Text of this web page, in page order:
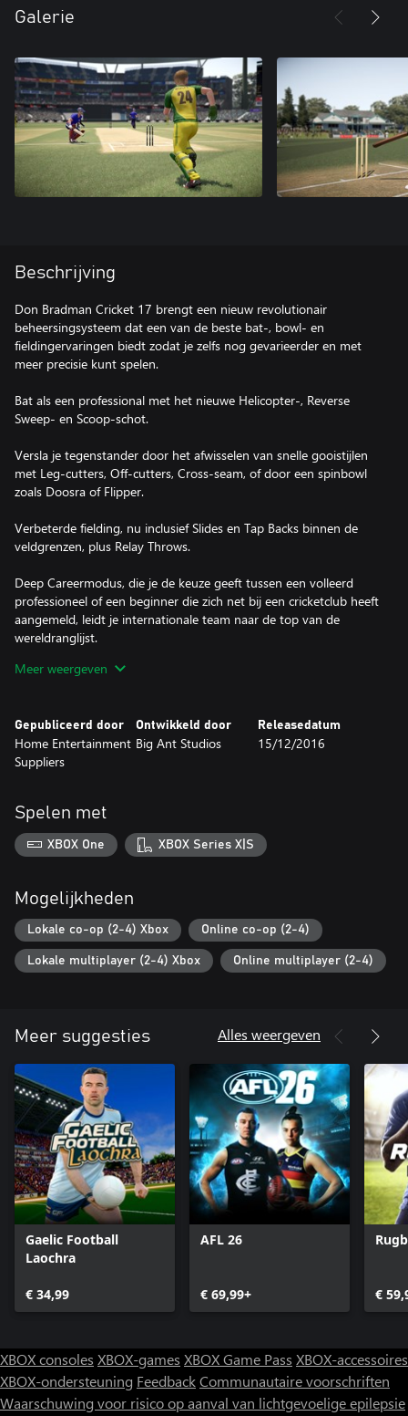
Galerie
Beschrijving
Don Bradman Cricket 17 brengt een nieuw revolutionair
beheersingsysteem dat een van de beste bat-, bowl- en
fieldingervaringen biedt zodat je zelfs nog gevarieerder en met
meer precisie kunt spelen.
Bat als een professional met het nieuwe Helicopter-, Reverse
Sweep- en Scoop-schot.
Versla je tegenstander door het afwisselen van snelle gooistijlen
met Leg-cutters, Off-cutters, Cross-seam, of door een spinbowl
zoals Doosra of Flipper.
Verbeterde fielding, nu inclusief Slides en Tap Backs binnen de
veldgrenzen, plus Relay Throws.
Deep Careermodus, die je de keuze geeft tussen een volleerd
professioneel of een beginner die zich net bij een cricketclub heeft
aangemeld, leidt je internationale team naar de top van de
wereldranglijst.
Motion-captured eersteklasse cricketspelers, met nu, voor het
's Werelds eerste stadion- en logo-ontwerper waarin je
aanpassingen kan maken en je gespeelde spel kan delen.
aangemaakte spelers, teams, stadions en logo's.
Meer weergeven
Gepubliceerd door
Home Entertainment
Suppliers
Ontwikkeld door
Big Ant Studios
Releasedatum
15/12/2016
Spelen met
XBOX One XBOX Series X|S
Mogelijkheden
Lokale co-op (2-4) Xbox Online co-op (2-4)
Lokale multiplayer (2-4) Xbox Online multiplayer (2-4)
Meer suggesties Alles weergeven
Gaelic Football
Laochra
€ 34,99
AFL 26
€ 69,99+ €
XBOX consoles XBOX-games XBOX Game Pass XBOX-accessoires
XBOX-ondersteuning FeedbackCommunautaire voorschriften
Waarschuwing voor risico op aanval van lichtgevoelige epilepsie